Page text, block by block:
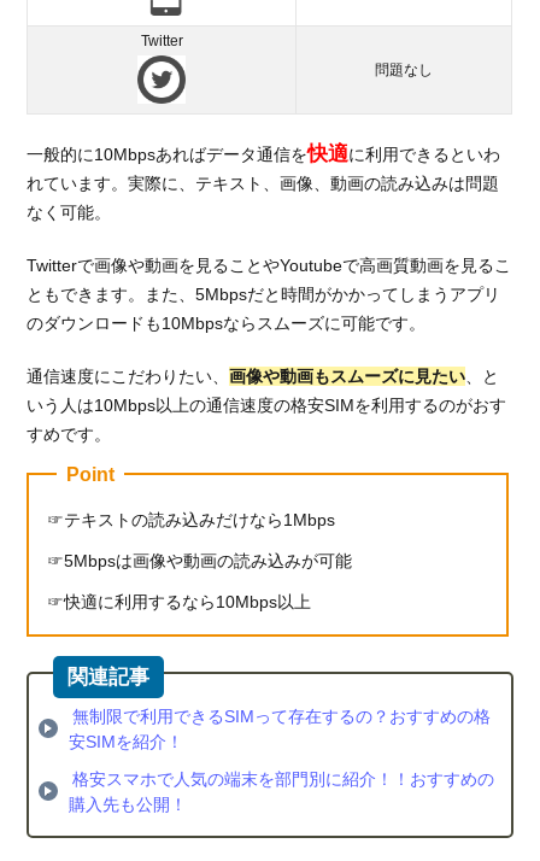
Twitter
問題なし
一般的に10Mbpsあればデータ通信を快適に利用できるといわ
れています。実際に、テキスト、画像、動画の読み込みは問題
なく可能。
Twitterで画像や動画を見ることやYoutubeで高画質動画を見るこ
ともできます。また、5Mbpsだと時間がかかってしまうアプリ
のダウンロードも10Mbpsならスムーズに可能です。
通信速度にこだわりたい、画像や動画もスムーズに見たい、と
いう人は10Mbps以上の通信速度の格安SIMを利用するのがおす
すめです。
Point
テキストの読み込みだけなら1Mbps
5Mbpsは画像や動画の読み込みが可能
快適に利用するなら10Mbps以上
無制限で利用できるSIMって存在するの？おすすめの格
安SIMを紹介！
格安スマホで人気の端末を部門別に紹介！！おすすめの
購入先も公開！